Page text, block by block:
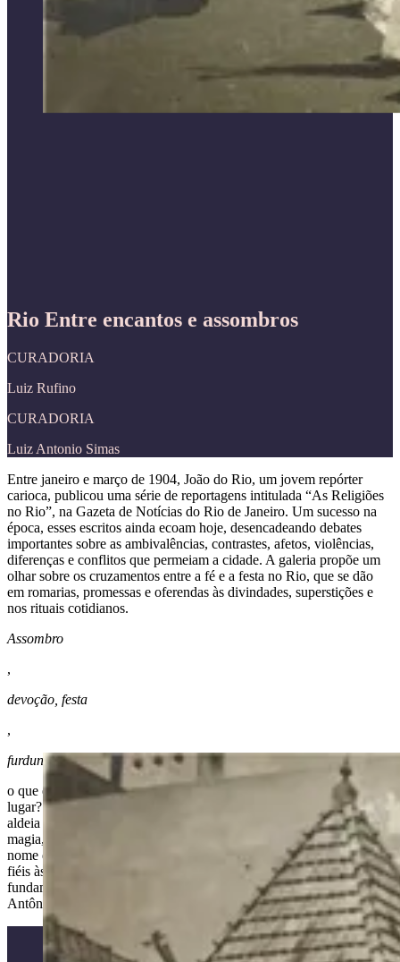
Rio Entre encantos e assombros
CURADORIA
Luiz Rufino
CURADORIA
Luiz Antonio Simas
Entre janeiro e março de 1904, João do Rio, um jovem repórter
carioca, publicou uma série de reportagens intitulada “As Religiões
no Rio”, na Gazeta de Notícias do Rio de Janeiro. Um sucesso na
época, esses escritos ainda ecoam hoje, desencadeando debates
importantes sobre as ambivalências, contrastes, afetos, violências,
diferenças e conflitos que permeiam a cidade. A galeria propõe um
olhar sobre os cruzamentos entre a fé e a festa no Rio, que se dão
em romarias, promessas e oferendas às divindades, superstições e
nos rituais cotidianos.
Assombro
,
devoção, festa
,
furdunço e mercado:
o que essas palavras dizem sobre as almas que perambulam por esse
lugar? O que essas cinco pontas riscadas e cruzadas no chão da
aldeia pode nos contar sobre a intimidade, sonho, sorte, peleja,
magia, vida e morte dos moradores? Existem aqueles que dão um
nome que tenta explicar tudo isso: religião. Como, entretanto, somos
fiéis às quizumbas traçadas na aldeia, preferimos evocar os
fundamentos do mistério. Curadoria e textos: Luiz Rufino e Luiz
Antônio Simas